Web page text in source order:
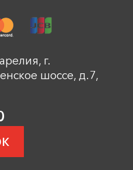
г.
шоссе, д.7,